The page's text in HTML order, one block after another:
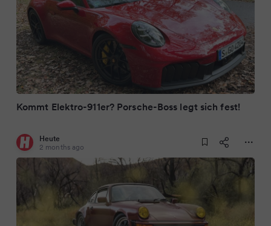
Kommt Elektro-911er? Porsche-Boss legt sich fest!
Heute
2 months ago